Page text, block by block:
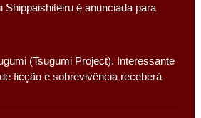
Shippaishiteiru é anunciada para
(Tsugumi Project). Interessante
ficção e sobrevivência receberá